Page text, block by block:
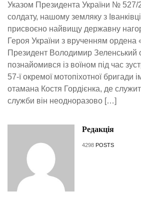
Указом Президента України №
солдату, нашому земляку з
присвоєно найвищу державну
Героя України з врученням ордена
Президент Володимир Зеленський
познайомився із воїном під час
57-ї окремої мотопіхотної бригади
отамана Костя Гордієнка, де
служби він неодноразово […]
Редакція
4298 POSTS